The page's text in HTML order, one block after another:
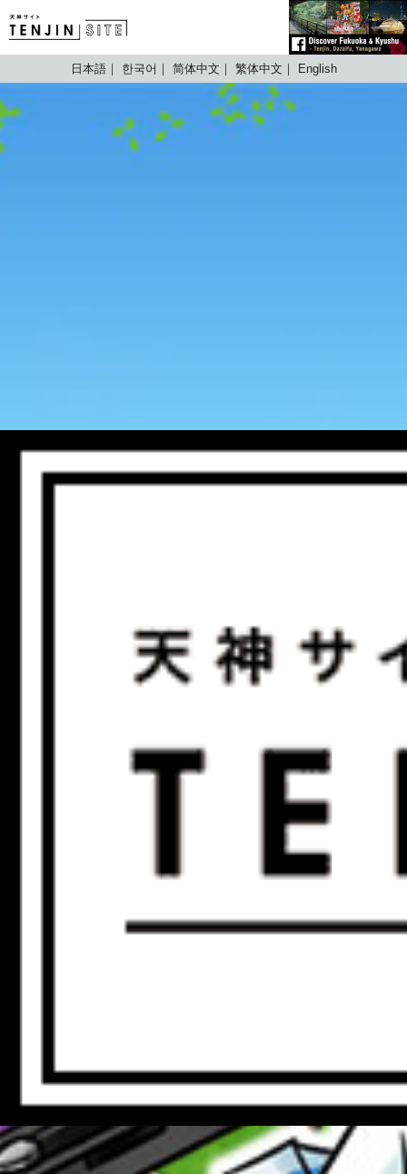
TENJIN SITE
日本語 한국어 简体中文 繁体中文 English